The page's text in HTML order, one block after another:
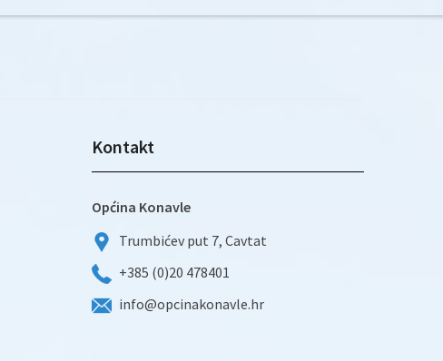
Kontakt
Općina Konavle
Trumbićev put 7, Cavtat
+385 (0)20 478401
info@opcinakonavle.hr